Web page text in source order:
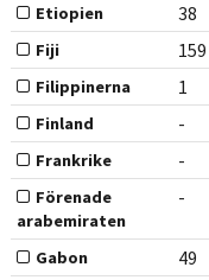
Etiopien 38
Fiji 159
Filippinerna 1
Finland -
Frankrike -
Förenade
arabemiraten
-
Gabon 49